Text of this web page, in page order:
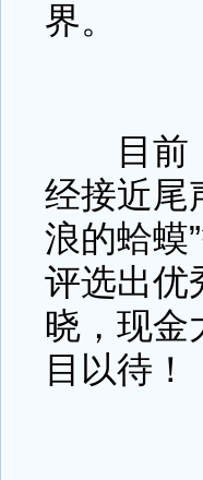
界。
目前，
经接近尾
浪的蛤蟆
评选出优
晓，现金
目以待！